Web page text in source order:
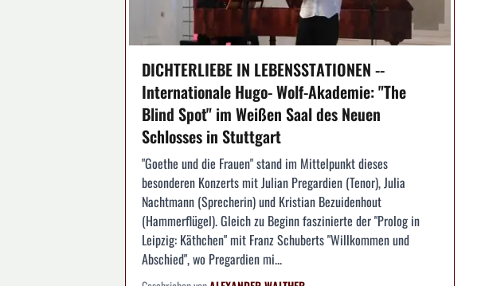
DICHTERLIEBE IN LEBENSSTATIONEN --
Internationale Hugo- Wolf-Akademie: "The
Blind Spot" im Weißen Saal des Neuen
Schlosses in Stuttgart
"Goethe und die Frauen" stand im Mittelpunkt dieses
besonderen Konzerts mit Julian Pregardien (Tenor), Julia
Nachtmann (Sprecherin) und Kristian Bezuidenhout
(Hammerflügel). Gleich zu Beginn faszinierte der "Prolog in
Leipzig: Käthchen" mit Franz Schuberts "Willkommen und
Abschied", wo Pregardien mi...